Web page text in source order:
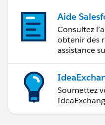
Aide
Consultez
obtenir des
assistance
Soumettez